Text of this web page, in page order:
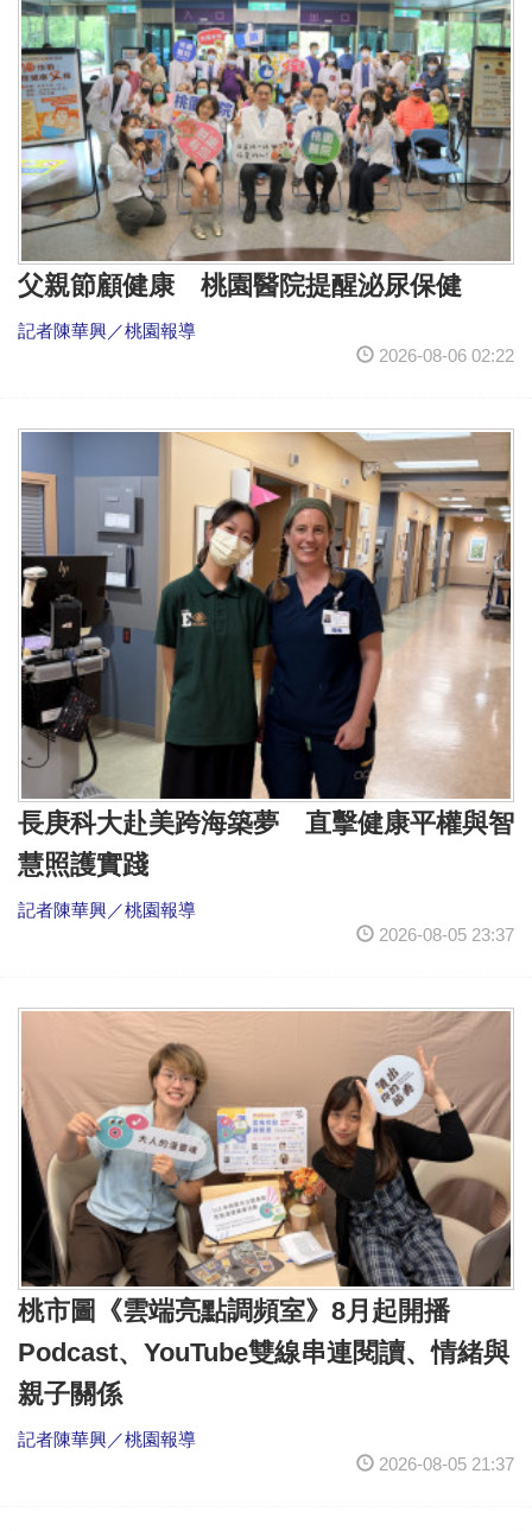
父親節顧健康 桃園醫院提醒泌尿保健
記者陳華興／桃園報導
2026-08-06 02:22
長庚科大赴美跨海築夢 直擊健康平權與智
慧照護實踐
記者陳華興／桃園報導
2026-08-05 23:37
桃市圖《雲端亮點調頻室》8月起開播
Podcast、YouTube雙線串連閱讀、情緒與
親子關係
記者陳華興／桃園報導
2026-08-05 21:37